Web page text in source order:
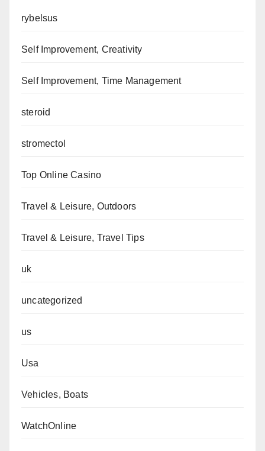
rybelsus
Self Improvement, Creativity
Self Improvement, Time Management
steroid
stromectol
Top Online Casino
Travel & Leisure, Outdoors
Travel & Leisure, Travel Tips
uk
uncategorized
us
Usa
Vehicles, Boats
WatchOnline